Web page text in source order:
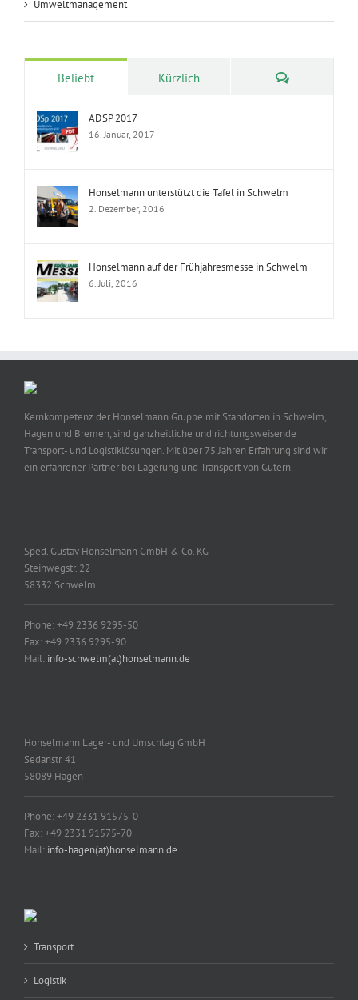
Umweltmanagement
Beliebt Kürzlich Kommentare
ADSP 2017
16. Januar, 2017
Honselmann unterstützt die Tafel in Schwelm
2. Dezember, 2016
Honselmann auf der Frühjahresmesse in Schwelm
6. Juli, 2016
Kernkompetenz der Honselmann Gruppe mit Standorten in Schwelm,
Hagen und Bremen, sind ganzheitliche und richtungsweisende
Transport- und Logistiklösungen. Mit über 75 Jahren Erfahrung sind wir
ein erfahrener Partner bei Lagerung und Transport von Gütern.
Sped. Gustav Honselmann GmbH & Co. KG
Steinwegstr. 22
58332 Schwelm
Phone: +49 2336 9295-50
Fax: +49 2336 9295-90
Mail: info-schwelm(at)honselmann.de
Honselmann Lager- und Umschlag GmbH
Sedanstr. 41
58089 Hagen
Phone: +49 2331 91575-0
Fax: +49 2331 91575-70
Mail: info-hagen(at)honselmann.de
Transport
Logistik